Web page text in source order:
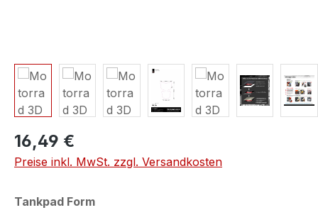
16,49 €
Preise inkl. MwSt. zzgl. Versandkosten
Tankpad Formauswählen